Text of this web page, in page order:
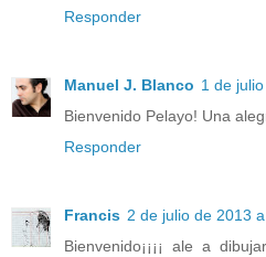
Responder
Manuel J. Blanco 1 de
Bienvenido Pelayo! Una
Responder
Francis 2 de julio de 2013
Bienvenido¡¡¡¡ ale a